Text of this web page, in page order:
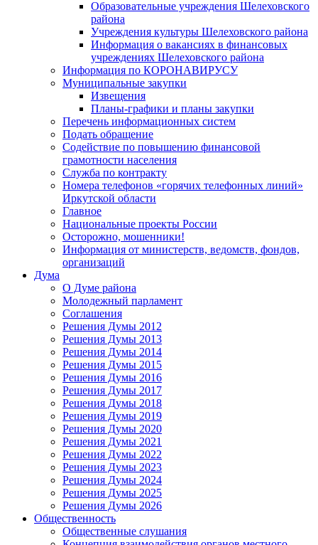
Образовательные учреждения Шелеховского
района
Учреждения культуры Шелеховского района
Информация о вакансиях в финансовых
учреждениях Шелеховского района
Информация по КОРОНАВИРУСУ
Муниципальные закупки
Извещения
Планы-графики и планы закупки
Перечень информационных систем
Подать обращение
Содействие по повышению финансовой
грамотности населения
Служба по контракту
Номера телефонов «горячих телефонных линий»
Иркутской области
Главное
Национальные проекты России
Осторожно, мошенники!
Информация от министерств, ведомств, фондов,
организаций
Дума
О Думе района
Молодежный парламент
Соглашения
Решения Думы 2012
Решения Думы 2013
Решения Думы 2014
Решения Думы 2015
Решения Думы 2016
Решения Думы 2017
Решения Думы 2018
Решения Думы 2019
Решения Думы 2020
Решения Думы 2021
Решения Думы 2022
Решения Думы 2023
Решения Думы 2024
Решения Думы 2025
Решения Думы 2026
Общественность
Общественные слушания